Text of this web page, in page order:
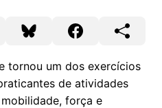
tornou um dos exercícios
de atividades
força e